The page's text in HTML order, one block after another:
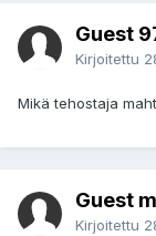
Guest
Kirjoitettu
Mikä tehostaja
Guest
Kirjoitettu